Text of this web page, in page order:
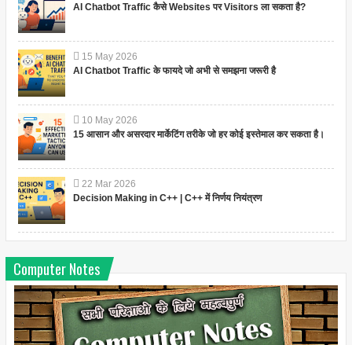
AI Chatbot Traffic कैसे Websites पर Visitors ला सकता है?
15 May 2026
AI Chatbot Traffic के फायदे जो अभी से समझना जरूरी है
10 May 2026
15 आसान और असरदार मार्केटिंग तरीके जो हर कोई इस्तेमाल कर सकता है।
22 Mar 2026
Decision Making in C++ | C++ में निर्णय नियंत्रण
Computer Notes